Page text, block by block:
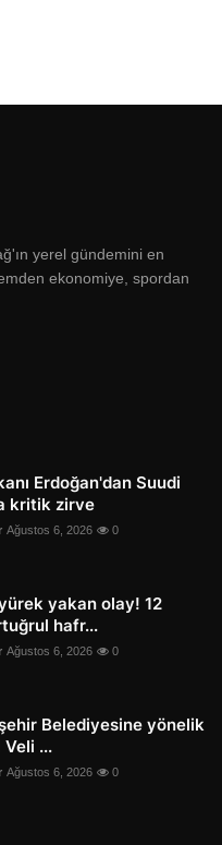
yerel gündemini en
ekonomiye, spordan
Erdoğan'dan Suudi
kritik zirve
Ağustos 6, 2026 0
yakan olay! 12
hafr...
Ağustos 6, 2026 0
Belediyesine yönelik
...
Ağustos 6, 2026 0